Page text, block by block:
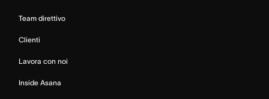
Team direttivo
Clienti
Lavora con noi
Inside Asana